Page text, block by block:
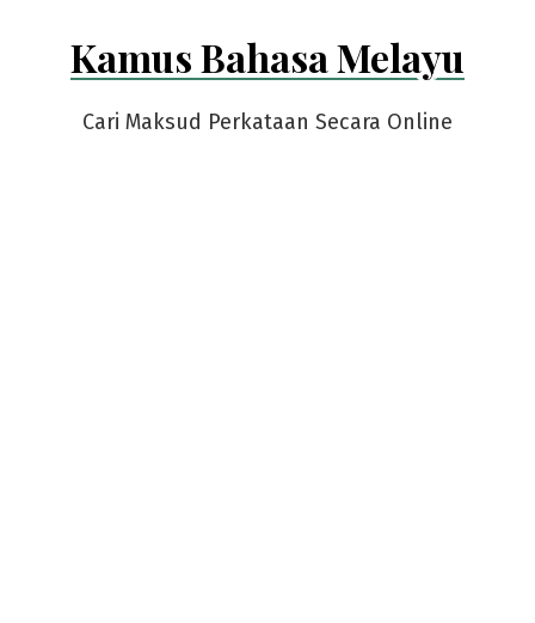
Kamus Bahasa Melayu
Cari Maksud Perkataan Secara Online